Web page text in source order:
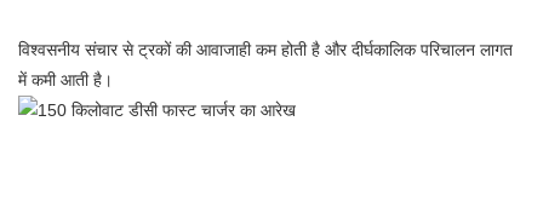
विश्वसनीय संचार से ट्रकों की आवाजाही कम होती है और दीर्घकालिक परिचालन लागत
में कमी आती है।